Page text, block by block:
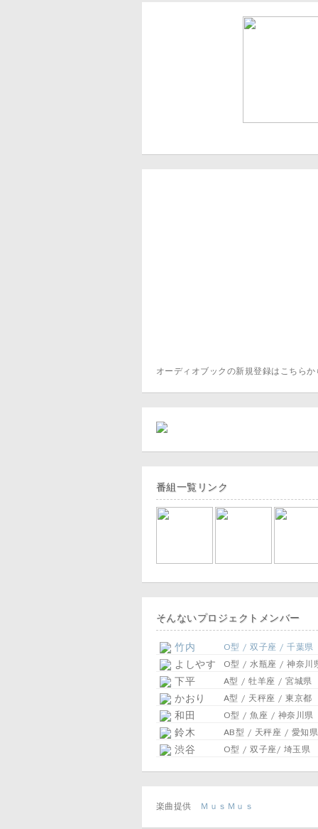
オーディオブックの新規登録はこちら
番組一覧リンク
そんないプロジェクトメンバー
竹内 O型 / 双子座 / 千葉県
よしやす O型 / 水瓶座 / 神奈川
下平 A型 / 牡羊座 / 宮城県
かおり A型 / 天秤座 / 東京都
和田 O型 / 魚座 / 神奈川県
鈴木 AB型 / 天秤座 / 愛知県
渋谷 O型 / 双子座/ 埼玉県
楽曲提供 ＭｕｓＭｕｓ